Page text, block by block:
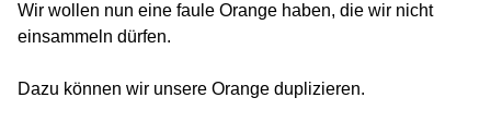
Wir wollen nun eine faule Orange haben, die wir nicht
einsammeln dürfen.
Dazu können wir unsere Orange duplizieren.